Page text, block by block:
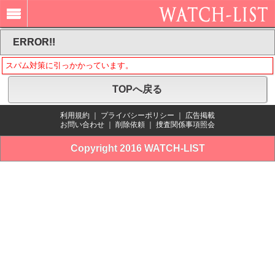
ERROR!!
スパム対策に引っかかっています。
TOPへ戻る
利用規約 プライバシーポリシー
広告掲載
お問い合わせ
削除依頼 捜査関係事項照会
Copyright 2016 WATCH-LIST